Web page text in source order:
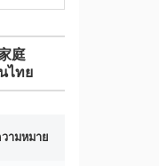
庭
ไทย
ามหมาย